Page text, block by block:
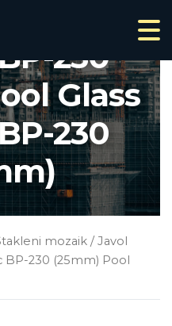
230
Glass
230
mozaik /Javol
BP-230 (25mm) Pool